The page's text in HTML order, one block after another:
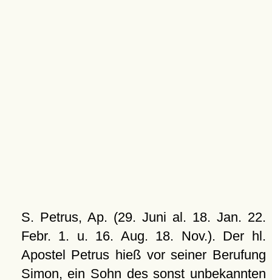
S. Petrus, Ap. (29. Juni al. 18. Jan. 22.
Febr. 1. u. 16. Aug. 18. Nov.). Der hl.
Apostel Petrus hieß vor seiner Berufung
Simon, ein Sohn des sonst unbekannten